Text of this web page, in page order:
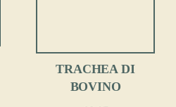
TRACHEA DI
BOVINO